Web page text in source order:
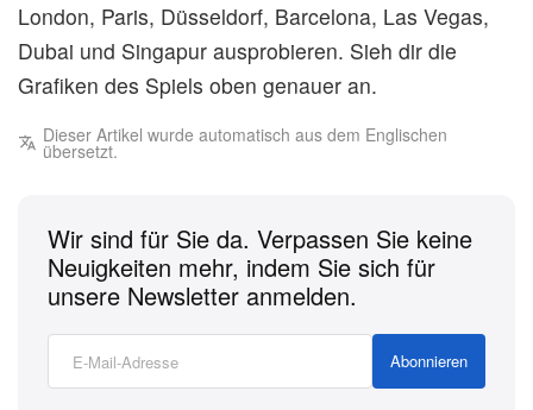
London, Paris, Düsseldorf, Barcelona, Las Vegas,
Dubai und Singapur ausprobieren. Sieh dir die
Grafiken des Spiels oben genauer an.
Dieser Artikel wurde automatisch aus dem Englischen
übersetzt.
Wir sind für Sie da. Verpassen Sie keine
Neuigkeiten mehr, indem Sie sich für
unsere Newsletter anmelden.
Abonnieren